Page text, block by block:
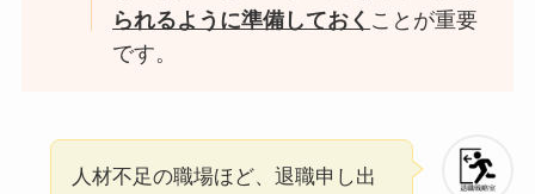
られるように準備しておく ことが重要
です。
人材不足の職場ほど、退職申し出